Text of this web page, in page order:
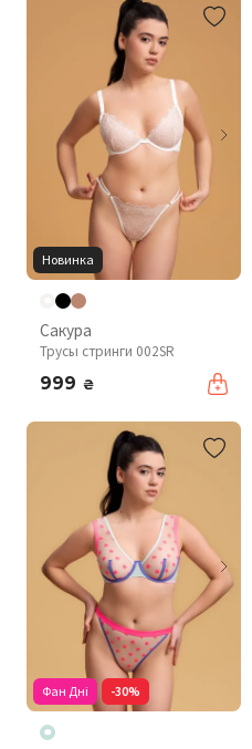
Новинка
Сакура
Трусы стринги 002SR
999 ₴
Фан Дні -30%